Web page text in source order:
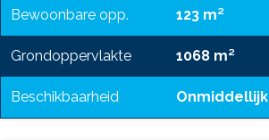
Bewoonbare opp. 123 m²
Grondoppervlakte 1068 m²
Beschikbaarheid Onmiddellijk